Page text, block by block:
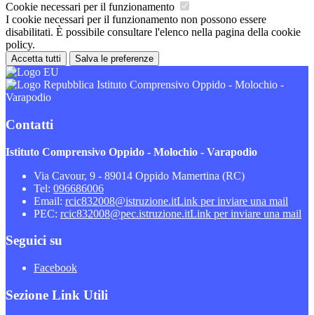
Cookie necessari per il funzionamento
I cookie necessari per il funzionamento non possono essere
disabilitati. È possibile consultare l'elenco nella pagina della cookie
policy.
Accetta tutti Salva le preferenze
Istituto Comprensivo Oppido - Molochio -
Varapodio
Contatti
Istituto Comprensivo Oppido - Molochio - Varapodio
Via Cavour, 9 - 89014 Oppido Mamertina (RC)
Tel: 096686006
Email: rcic832008@istruzione.itLink per inviare una mail
PEC: rcic832008@pec.istruzione.itLink per inviare una mail
Seguici su
Facebook
Sezione Link Utili